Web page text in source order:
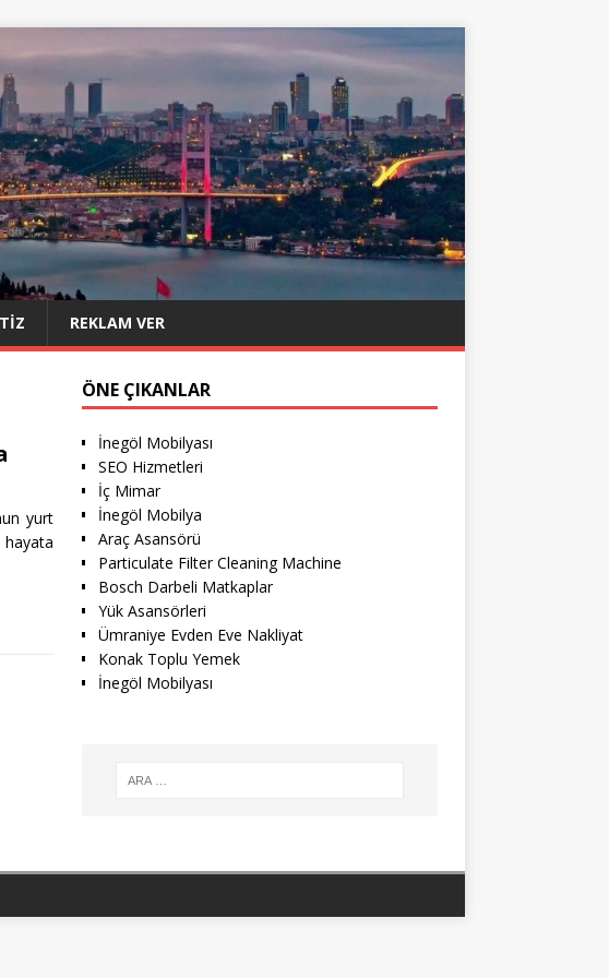
REKLAM VER
yurt
ÖNE ÇIKANLAR
İnegöl Mobilyası
SEO Hizmetleri
İç Mimar
İnegöl Mobilya
Araç Asansörü
Particulate Filter Cleaning Machine
Bosch Darbeli Matkaplar
Yük Asansörleri
Ümraniye Evden Eve Nakliyat
Konak Toplu Yemek
İnegöl Mobilyası